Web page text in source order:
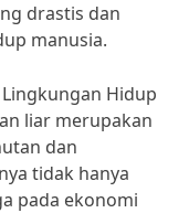
drastis dan
manusia.
Hidup
liar merupakan
dan
tidak hanya
pada ekonomi